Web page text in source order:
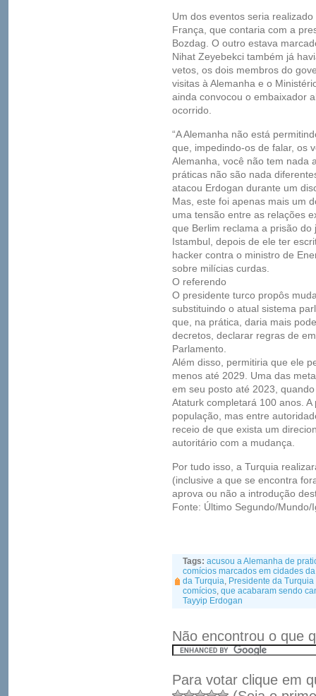
Um dos eventos seria
França, que contaria com a
Bozdag. O outro estava
Nihat Zeyebekci também já
vetos, os dois membros do
visitas à Alemanha e o
ainda convocou o embaixador
ocorrido.
“A Alemanha não está
que, impedindo-os de falar, os
Alemanha, você não tem nada
práticas não são nada
atacou Erdogan durante um
Mas, este foi apenas mais um
uma tensão entre as relações
que Berlim reclama a prisão
Istambul, depois de ele ter
hacker contra o ministro de
sobre milícias curdas.
O referendo
O presidente turco propôs
substituindo o atual sistema
que, na prática, daria mais
decretos, declarar regras de
Parlamento.
Além disso, permitiria que ele
menos até 2029. Uma das
em seu posto até 2023,
Ataturk completará 100 anos.
população, mas entre
receio de que exista um
autoritário com a mudança.
Por tudo isso, a Turquia
(inclusive a que se encontra
aprova ou não a introdução
Fonte: Último Segundo/Mundo/
Tags: acusou a Alemanha de
comícios marcados em cidades
da Turquia, Presidente da
comícios, que acabaram sendo
Tayyip Erdogan
Não encontrou o que
Para votar clique em